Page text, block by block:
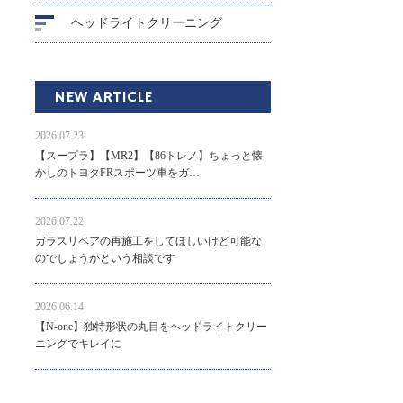
ヘッドライトクリーニング
NEW ARTICLE
2026.07.23
【スープラ】【MR2】【86トレノ】ちょっと懐
かしのトヨタFRスポーツ車をガ…
2026.07.22
ガラスリペアの再施工をしてほしいけど可能な
のでしょうかという相談です
2026.06.14
【N-one】独特形状の丸目をヘッドライトクリー
ニングでキレイに